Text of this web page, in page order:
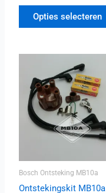
Opties selecteren
Bosch Ontsteking MB10a
Ontstekingskit MB10a